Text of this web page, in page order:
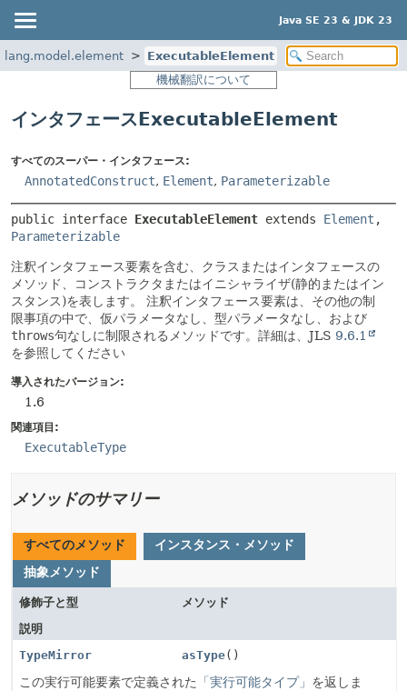
Java SE 23 & JDK 23
ExecutableElement
機械翻訳について
インタフェースExecutableElement
すべてのスーパー・インタフェース:
AnnotatedConstruct, Element, Parameterizable
public interface ExecutableElement extends Element
Parameterizable
注釈インタフェース要素を含む、クラスまたはインタフェースの
メソッド、コンストラクタまたはイニシャライザ(静的またはイン
スタンス)を表します。
注釈インタフェース要素は、その他の制
限事項の中で、仮パラメータなし、型パラメータなし、および
throws句なしに制限されるメソッドです。詳細は、JLS 9.6.1
を参照してください
導入されたバージョン:
1.6
関連項目:
ExecutableType
メソッドのサマリー
すべてのメソッド
インスタンス・メソッド
抽象メソッド
修飾子と型
メソッド
説明
TypeMirror
asType()
この実行可能要素で定義された 「実行可能タイプ」 を返しま